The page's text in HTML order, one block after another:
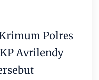
Polres
Avrilendy